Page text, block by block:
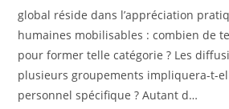
global réside dans l’appréciation
humaines mobilisables : combien de
pour former telle catégorie ? Les
plusieurs groupements impliquera-t-
personnel spécifique ? Autant d…